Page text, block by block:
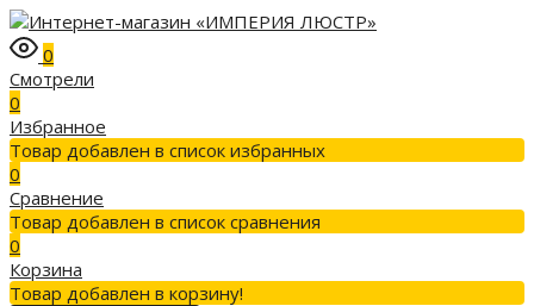
0
Смотрели
0
Избранное
Товар добавлен в список избранных
0
Сравнение
Товар добавлен в список сравнения
0
Корзина
Товар добавлен в корзину!